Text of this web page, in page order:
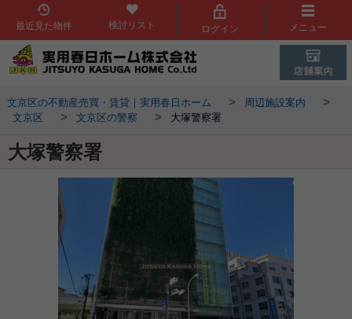
最近見た物件 検討リスト ログイン メニュー
文京区の不動産売買・賃貸｜実用春日ホーム > 周辺施設案内 >
文京区 > 文京区の警察 > 大塚警察署
大塚警察署